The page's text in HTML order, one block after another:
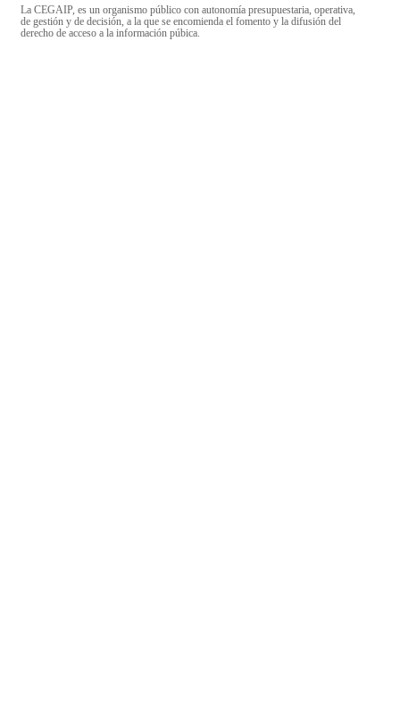
La CEGAIP, es un organismo público con autonomía presupuestaria, operativa,
de gestión y de decisión, a la que se encomienda el fomento y la difusión del
derecho de acceso a la información púbica.